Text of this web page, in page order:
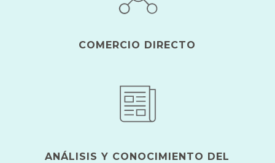
COMERCIO DIRECTO
ANÁLISIS Y CONOCIMIENTO DEL